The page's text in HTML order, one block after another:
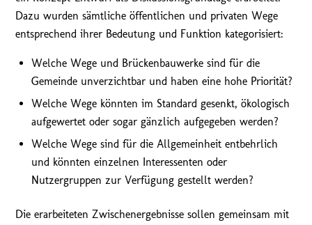
Dazu wurden sämtliche öffentlichen und privaten Wege
entsprechend ihrer Bedeutung und Funktion kategorisiert:
Welche Wege und Brückenbauwerke sind für die
Gemeinde unverzichtbar und haben eine hohe Priorität?
Welche Wege könnten im Standard gesenkt, ökologisch
aufgewertet oder sogar gänzlich aufgegeben werden?
Welche Wege sind für die Allgemeinheit entbehrlich
und könnten einzelnen Interessenten oder
Nutzergruppen zur Verfügung gestellt werden?
Die erarbeiteten Zwischenergebnisse sollen gemeinsam mit